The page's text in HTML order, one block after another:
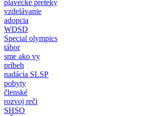
plavecké preteky
vzdelávanie
adopcia
WDSD
Special olympics
tábor
sme ako vy
príbeh
nadácia SLSP
pobyty
členské
rozvoj reči
SHSO